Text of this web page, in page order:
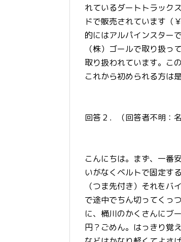
れているダートトラック
ドで販売されています（
的にはアルパインスター
（株）ゴールで取り扱
取り扱われています。こ
これから初められる方は
回答２．（回答者不明：
こんにちは。まず、一番
いがなくベルトで固定す
（つま先付き）それを
で途中でちん切ってくっ
に、桶川のかくさんにブ
円？ごめん。はっきり覚